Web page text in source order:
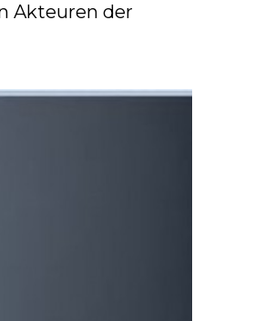
Akteuren der